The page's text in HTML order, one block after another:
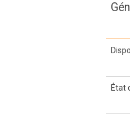
État